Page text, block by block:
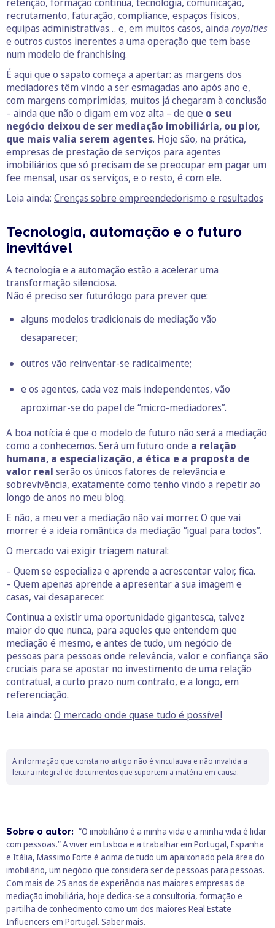
recrutamento, faturação, compliance, espaços físicos,
equipas administrativas… e, em muitos casos, ainda royalties
e outros custos inerentes a uma operação que tem base
num modelo de franchising.
É aqui que o sapato começa a apertar: as margens dos
mediadores têm vindo a ser esmagadas ano após ano e,
com margens comprimidas, muitos já chegaram à conclusão
– ainda que não o digam em voz alta – de que o seu
negócio deixou de ser mediação imobiliária, ou pior,
que mais valia serem agentes. Hoje são, na prática,
empresas de prestação de serviços para agentes
imobiliários que só precisam de se preocupar em pagar um
fee mensal, usar os serviços, e o resto, é com ele.
Leia ainda: Crenças sobre empreendedorismo e resultados
Tecnologia, automação e o futuro
inevitável
A tecnologia e a automação estão a acelerar uma
transformação silenciosa.
Não é preciso ser futurólogo para prever que:
alguns modelos tradicionais de mediação vão
desaparecer;
outros vão reinventar-se radicalmente;
e os agentes, cada vez mais independentes, vão
aproximar-se do papel de “micro-mediadores”.
A boa notícia é que o modelo de futuro não será a mediação
como a conhecemos. Será um futuro onde a relação
humana, a especialização, a ética e a proposta de
valor real serão os únicos fatores de relevância e
sobrevivência, exatamente como tenho vindo a repetir ao
longo de anos no meu blog.
E não, a meu ver a mediação não vai morrer. O que vai
morrer é a ideia romântica da mediação “igual para todos”.
O mercado vai exigir triagem natural:
– Quem se especializa e aprende a acrescentar valor, fica.
– Quem apenas aprende a apresentar a sua imagem e
casas, vai desaparecer.
Continua a existir uma oportunidade gigantesca, talvez
maior do que nunca, para aqueles que entendem que
mediação é mesmo, e antes de tudo, um negócio de
pessoas para pessoas onde relevância, valor e confiança são
cruciais para se apostar no investimento de uma relação
contratual, a curto prazo num contrato, e a longo, em
referenciação.
Leia ainda: O mercado onde quase tudo é possível
A informação que consta no artigo não é vinculativa e não invalida a
leitura integral de documentos que suportem a matéria em causa.
Sobre o autor: “O imobiliário é a minha vida e a minha vida é lidar
com pessoas.” A viver em Lisboa e a trabalhar em Portugal, Espanha
e Itália, Massimo Forte é acima de tudo um apaixonado pela área do
imobiliário, um negócio que considera ser de pessoas para pessoas.
Com mais de 25 anos de experiência nas maiores empresas de
mediação imobiliária, hoje dedica-se a consultoria, formação e
partilha de conhecimento como um dos maiores Real Estate
Influencers em Portugal. Saber mais.